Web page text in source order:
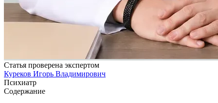
Статья проверена экспертом
Куреков Игорь Владимирович
Психиатр
Содержание